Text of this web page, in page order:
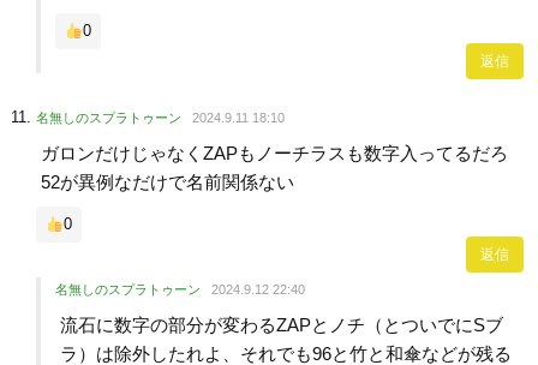
0
返信
名無しのスプラトゥーン 2024.9.11 18:10
ガロンだけじゃなくZAPもノーチラスも数字入ってるだろ
52が異例なだけで名前関係ない
0
返信
名無しのスプラトゥーン 2024.9.12 22:40
流石に数字の部分が変わるZAPとノチ（とついでにSブ
ラ）は除外したれよ、それでも96と竹と和傘などが残る